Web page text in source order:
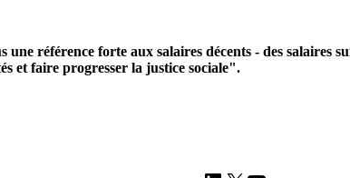
référence forte aux salaires décents - des
et faire progresser la justice sociale".